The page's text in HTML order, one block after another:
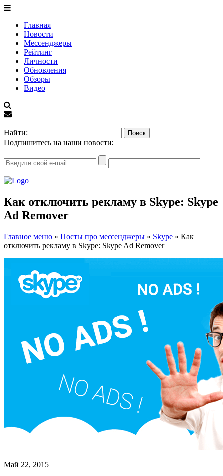
Главная
Новости
Мессенджеры
Рейтинг
Личности
Обновления
Обзоры
Видео
Найти:
Подпишитесь на наши новости:
Как отключить рекламу в Skype: Skype
Ad Remover
Главное меню » Посты про мессенджеры » Skype » Как
отключить рекламу в Skype: Skype Ad Remover
Май 22, 2015